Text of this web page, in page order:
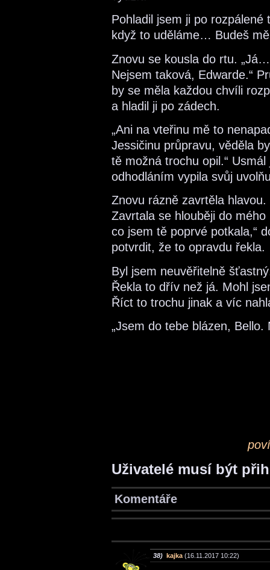
Pohladil jsem ji po rozpálené
když to uděláme… Budeš
Znovu se kousla do rtu.
Nejsem taková, Edwarde.“
by se měla každou chvíli
a hladil ji po zádech.
„Ani na vteřinu mě to
Jessičinu průpravu, věděla
tě možná trochu opil.“
odhodláním vypila svůj
Znovu rázně zavrtěla
Zavrtala se hlouběji do
co jsem tě poprvé potkala,“
potvrdit, že to opravdu řekla.
Byl jsem neuvěřitelně
Řekla to dřív než já. Mohl
Říct to trochu jinak a víc
„Jsem do tebe blázen, Bello.
Uživatelé musí být
Komentáře
38) kajka (16.11.2017 10:22)